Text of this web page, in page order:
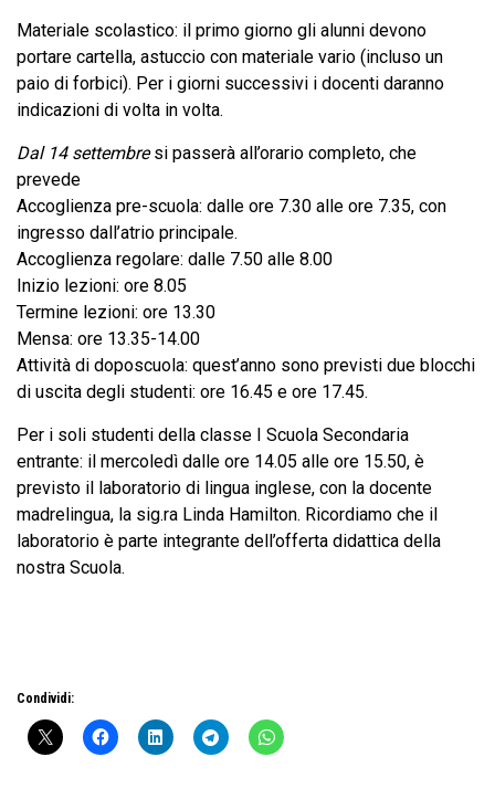
Materiale scolastico: il primo giorno gli alunni devono
portare cartella, astuccio con materiale vario (incluso un
paio di forbici). Per i giorni successivi i docenti daranno
indicazioni di volta in volta.
Dal 14 settembresi passerà all’orario completo, che
prevede
Accoglienza pre-scuola: dalle ore 7.30 alle ore 7.35, con
ingresso dall’atrio principale.
Accoglienza regolare: dalle 7.50 alle 8.00
Inizio lezioni: ore 8.05
Termine lezioni: ore 13.30
Mensa: ore 13.35-14.00
Attività di doposcuola: quest’anno sono previsti due blocchi
di uscita degli studenti: ore 16.45 e ore 17.45.
Per i soli studenti della classe I Scuola Secondaria
entrante: il mercoledì dalle ore 14.05 alle ore 15.50, è
previsto il laboratorio di lingua inglese, con la docente
madrelingua, la sig.ra Linda Hamilton. Ricordiamo che il
laboratorio è parte integrante dell’offerta didattica della
nostra Scuola.
Condividi: